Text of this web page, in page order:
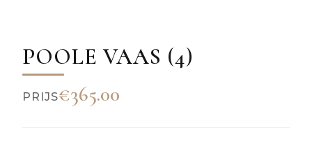
POOLE VAAS (4)
PRIJS€365.00